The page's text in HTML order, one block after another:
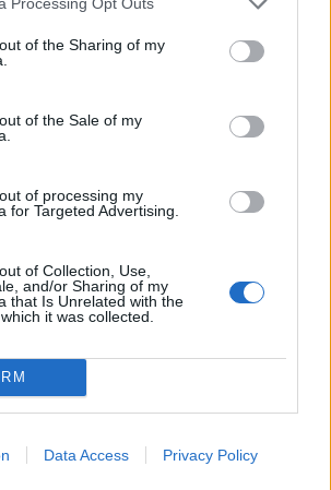
of the Sharing of my
of the Sale of my
of processing my
for Targeted Advertising.
of Collection, Use,
and/or Sharing of my
that Is Unrelated with the
it was collected.
Data Access Privacy Policy
05
ΧΑΡΑΛΑΜΠΙΔΟΥ
Related